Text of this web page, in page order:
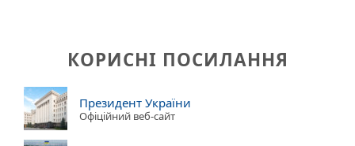
КОРИСНІ ПОСИЛАННЯ
Президент України
Офіційний веб-сайт